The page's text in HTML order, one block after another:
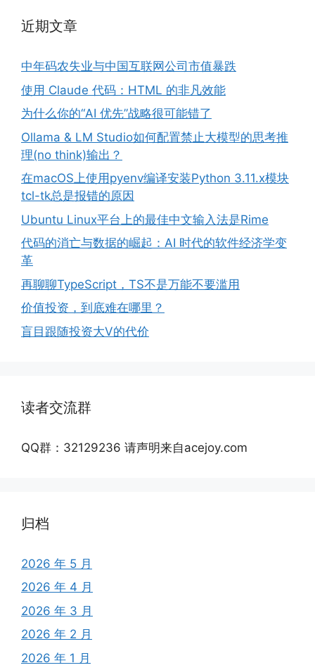
近期文章
中年码农失业与中国互联网公司市值暴跌
使用 Claude 代码：HTML 的非凡效能
为什么你的“AI 优先”战略很可能错了
Ollama & LM Studio如何配置禁止大模型的思考推
理(no think)输出？
在macOS上使用pyenv编译安装Python 3.11.x模块
tcl-tk总是报错的原因
Ubuntu Linux平台上的最佳中文输入法是Rime
代码的消亡与数据的崛起：AI 时代的软件经济学变
革
再聊聊TypeScript，TS不是万能不要滥用
价值投资，到底难在哪里？
盲目跟随投资大V的代价
读者交流群
QQ群：32129236 请声明来自acejoy.com
归档
2026 年 5 月
2026 年 4 月
2026 年 3 月
2026 年 2 月
2026 年 1 月